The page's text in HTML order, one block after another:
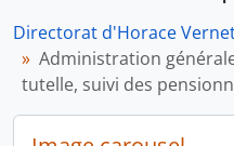
Directorat d'Horace
Administration
tutelle, suivi des